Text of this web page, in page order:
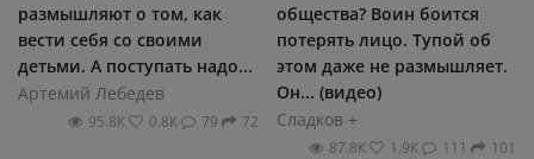
размышляют о том, как
вести себя со своими
детьми. А поступать надо...
Артемий Лебедев
95.8К 0.8К 79 72
общества? Воин боится
потерять лицо. Тупой об
этом даже не размышляет.
Он... (видео)
Сладков +
87.8К 1.9К 111 101